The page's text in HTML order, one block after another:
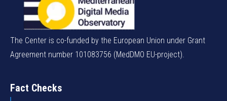
The Center is co-funded by the European Union under Grant
Agreement number 101083756 (MedDMO EU-project).
Fact Checks